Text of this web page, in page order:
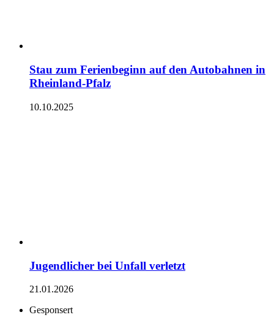
Stau zum Ferienbeginn auf den Autobahnen in
Rheinland-Pfalz
10.10.2025
Jugendlicher bei Unfall verletzt
21.01.2026
Gesponsert